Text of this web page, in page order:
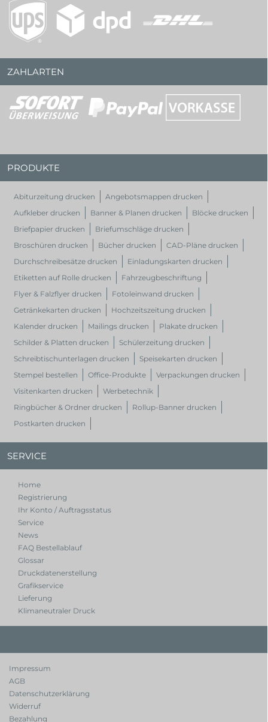
ZAHLARTEN
PRODUKTE
Abiturzeitung drucken
Angebotsmappen drucken
Aufkleber drucken
Banner & Planen drucken
Blöcke drucken
Briefpapier drucken
Briefumschläge drucken
Broschüren drucken
Bücher drucken
CAD-Pläne drucken
Durchschreibesätze drucken
Einladungskarten drucken
Etiketten auf Rolle drucken
Fahrzeugbeschriftung
Flyer & Falzflyer drucken
Fotoleinwand drucken
Getränkekarten drucken
Hochzeitszeitung drucken
Kalender drucken
Mailings drucken
Plakate drucken
Schilder & Platten drucken
Schülerzeitung drucken
Schreibtischunterlagen drucken
Speisekarten drucken
Stempel bestellen
Office-Produkte
Verpackungen drucken
Visitenkarten drucken
Werbetechnik
Ringbücher & Ordner drucken
Rollup-Banner drucken
Postkarten drucken
SERVICE
Home
Registrierung
Ihr Konto / Auftragsstatus
Service
News
FAQ Bestellablauf
Glossar
Druckdatenerstellung
Grafikservice
Lieferung
Klimaneutraler Druck
Impressum
AGB
Datenschutzerklärung
Widerruf
Bezahlung